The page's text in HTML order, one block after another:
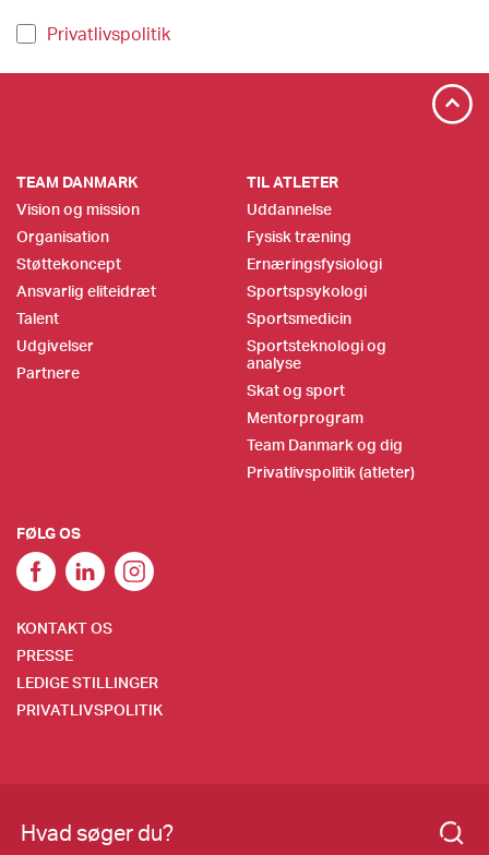
Privatlivspolitik
TEAM DANMARK
Vision og mission
Organisation
Støttekoncept
Ansvarlig eliteidræt
Talent
Udgivelser
Partnere
TIL ATLETER
Uddannelse
Fysisk træning
Ernæringsfysiologi
Sportspsykologi
Sportsmedicin
Sportsteknologi og
analyse
Skat og sport
Mentorprogram
Team Danmark og dig
Privatlivspolitik (atleter)
FØLG OS
KONTAKT OS
PRESSE
LEDIGE STILLINGER
PRIVATLIVSPOLITIK